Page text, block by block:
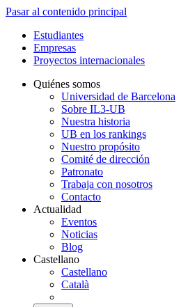
Pasar al contenido principal
Estudiantes
Empresas
Proyectos internacionales
Quiénes somos
Universidad de Barcelona
Sobre IL3-UB
Nuestra historia
UB en los rankings
Nuestro propósito
Comité de dirección
Patronato
Trabaja con nosotros
Contacto
Actualidad
Eventos
Noticias
Blog
Castellano
Castellano
Català